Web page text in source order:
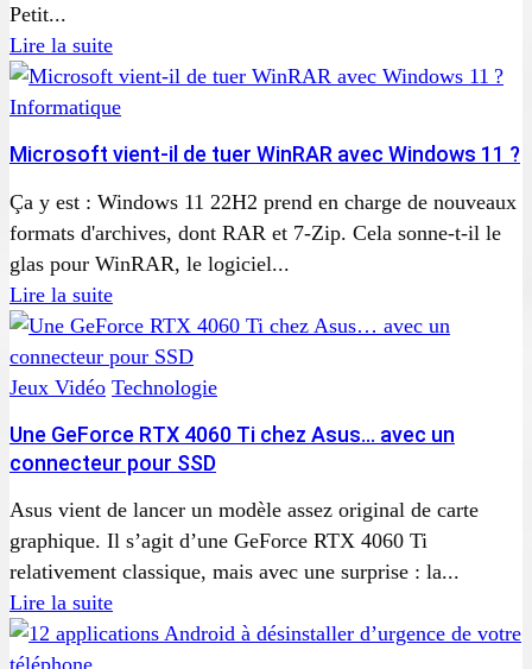
Petit...
Lire la suite
Informatique
Microsoft vient-il de tuer WinRAR avec Windows 11 ?
Ça y est : Windows 11 22H2 prend en charge de nouveaux
formats d'archives, dont RAR et 7-Zip. Cela sonne-t-il le
glas pour WinRAR, le logiciel...
Lire la suite
Jeux Vidéo Technologie
Une GeForce RTX 4060 Ti chez Asus… avec un
connecteur pour SSD
Asus vient de lancer un modèle assez original de carte
graphique. Il s’agit d’une GeForce RTX 4060 Ti
relativement classique, mais avec une surprise : la...
Lire la suite